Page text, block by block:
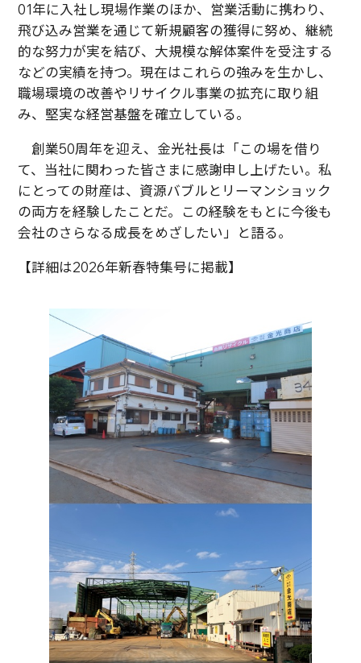
01年に入社し現場作業のほか、営業活動に携わり、
飛び込み営業を通じて新規顧客の獲得に努め、継続
的な努力が実を結び、大規模な解体案件を受注する
などの実績を持つ。現在はこれらの強みを生かし、
職場環境の改善やリサイクル事業の拡充に取り組
み、堅実な経営基盤を確立している。
創業50周年を迎え、金光社長は「この場を借り
て、当社に関わった皆さまに感謝申し上げたい。私
にとっての財産は、資源バブルとリーマンショック
の両方を経験したことだ。この経験をもとに今後も
会社のさらなる成長をめざしたい」と語る。
【詳細は2026年新春特集号に掲載】